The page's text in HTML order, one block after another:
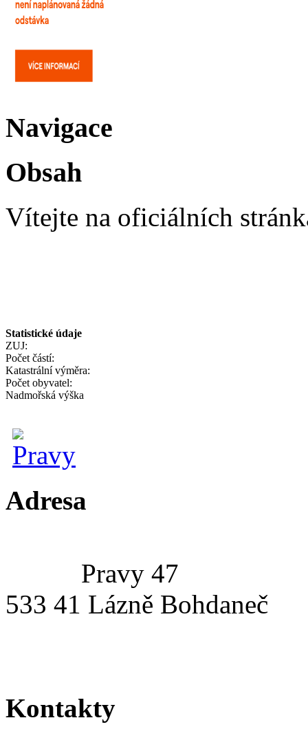
Navigace
Obsah
Vítejte na oficiálních
Statistické údaje
ZUJ:
Počet částí:
Katastrální výměra:
Počet obyvatel:
Nadmořská výška
Adresa
Pravy 47
533 41 Lázně Bohdaneč
Kontakty